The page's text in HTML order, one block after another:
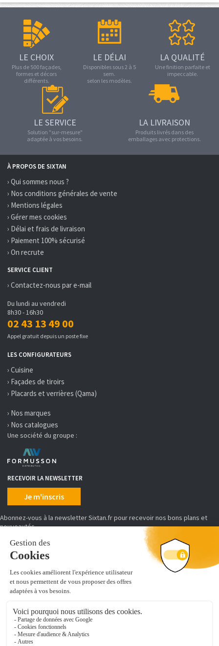
LE CHOIX
Plus de 500 façades,
formes et décors
différents.
LE DÉLAI
Disponibles sous 2 à 5
sem.
selon les modèles.
LA QUALITÉ
Une finition parfaite et
impeccable.
LE SERVICE
Solution "sur-mesure"
adaptée à vos besoins.
LA LIVRAISON
Produits livrés dans des
emballages avec protections.
À PROPOS DE SIXTAN
› Qui sommes nous ?
› Nos conditions générales de vente
› Mentions légales
› Gérer mes cookies
› Délai et frais de livraison
› Paiement 100% sécurisé
› On recrute
SERVICE CLIENT
› Contactez-nous par e-mail
Du lundi au vendredi
8h30 - 16h30
02 43 13 49 00
Appel gratuit depuis un poste fixe
LES CONFIGURATEURS
› Cuisine
› Façades de tiroirs
› Placards et verrières (Qama)
› Nos marques
› Nos catalogues
Une société du groupe :
RECEVOIR LA NEWSLETTER
Je m'inscris
Abonnez-vous à la newsletter Sixtan.fr pour recevoir nos bons plans et
nouveautés
MOYENS DE PAIEMENT
SIXTAN distribue, conditionne et achemine des produits d'équipement et
de prêt à poser de cuisine, salles de bains, placards et dressing.
Découvrez de nombreuses références pour aménager votre intérieur :
module colonne-tablette et penderie pour dressing
bon endroit !
Leader de l'équipement de cuisine en ligne, nous sommes distributeurs de
marques professionnelles, gage de qualité et de sérénité.
Nous mettons à jour nos produits quotidiennement sur notre site. Notre